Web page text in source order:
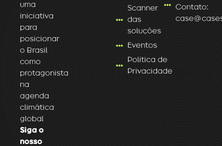
uma
iniciativa
para
posicionar
o Brasil
como
protagonista
na
agenda
climática
global
Siga o
nosso
Scanner
das
soluções
Eventos
Politica de
Privacidade
Contato: